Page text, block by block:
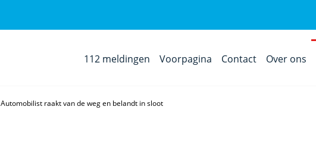
112 meldingen Voorpagina Contact Over ons
Automobilist raakt van de weg en belandt in sloot